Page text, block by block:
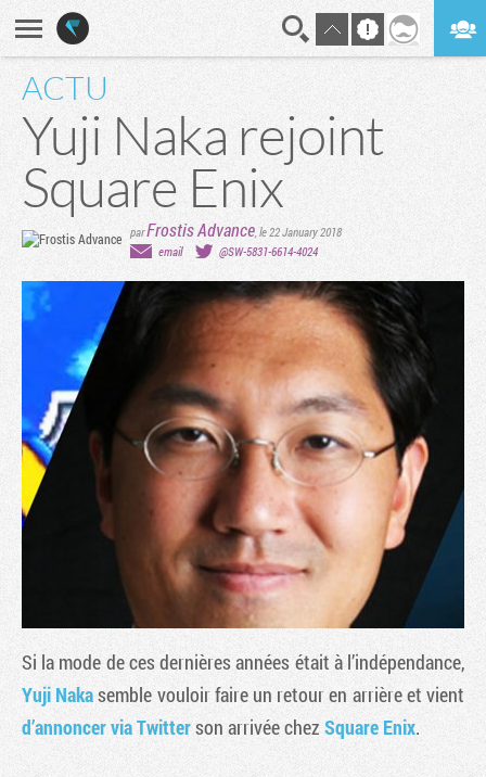
ACTU
Yuji Naka rejoint
Square Enix
parFrostis Advance,le 22 January 2018
email
@SW-5831-6614-4024
Si la mode de ces dernières années était à l’indépendance,
Yuji Nakasemble vouloir faire un retour en arrière et vient
d’annoncer via Twitterson arrivée chez Square Enix.